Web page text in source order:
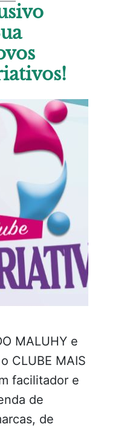
MALUHY e
CLUBE MAIS
facilitador e
de
de